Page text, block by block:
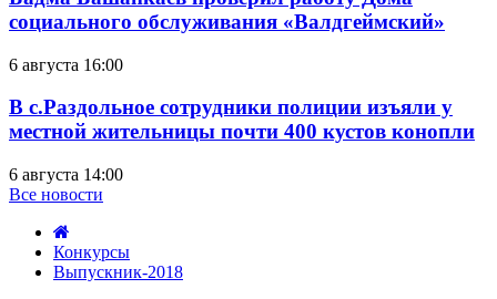
социального обслуживания «Валдгеймский»
6 августа 16:00
В с.Раздольное сотрудники полиции изъяли у
местной жительницы почти 400 кустов конопли
6 августа 14:00
Все новости
Конкурсы
Выпускник-2018